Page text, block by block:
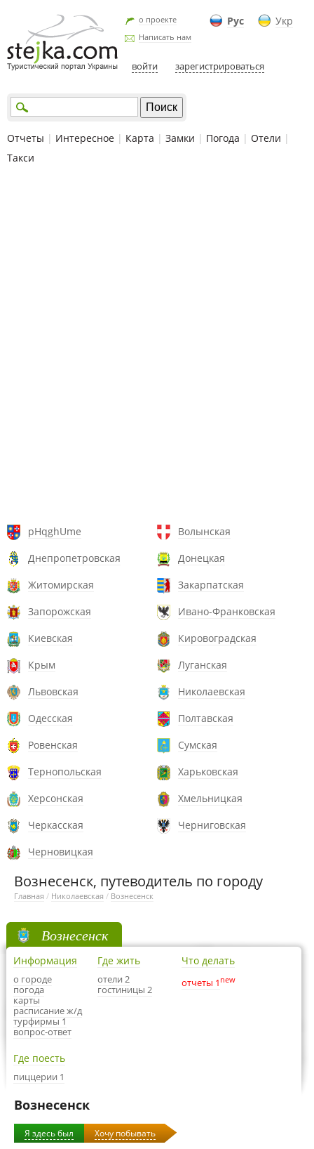
Рус Укр
о проекте
Написать нам
войти зарегистрироваться
Отчеты | Интересное | Карта | Замки | Погода | Отели |
Такси
pHqghUme
Волынская
Днепропетровская
Донецкая
Житомирская
Закарпатская
Запорожская
Ивано-Франковская
Киевская
Кировоградская
Крым
Луганская
Львовская
Николаевская
Одесская
Полтавская
Ровенская
Сумская
Тернопольская
Харьковская
Херсонская
Хмельницкая
Черкасская
Черниговская
Черновицкая
Вознесенск, путеводитель по городу
Главная / Николаевская / Вознесенск
Вознесенск
Информация
о городе
погода
карты
расписание ж/д
турфирмы 1
вопрос-ответ
Где жить
отели 2
гостиницы 2
Что делать
отчеты 1 new
Где поесть
пиццерии 1
Вознесенск
Я здесь был Хочу побывать